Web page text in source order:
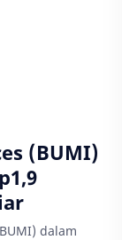
(BUMI)
dalam